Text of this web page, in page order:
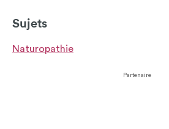
Sujets
Naturopathie
Partenaire